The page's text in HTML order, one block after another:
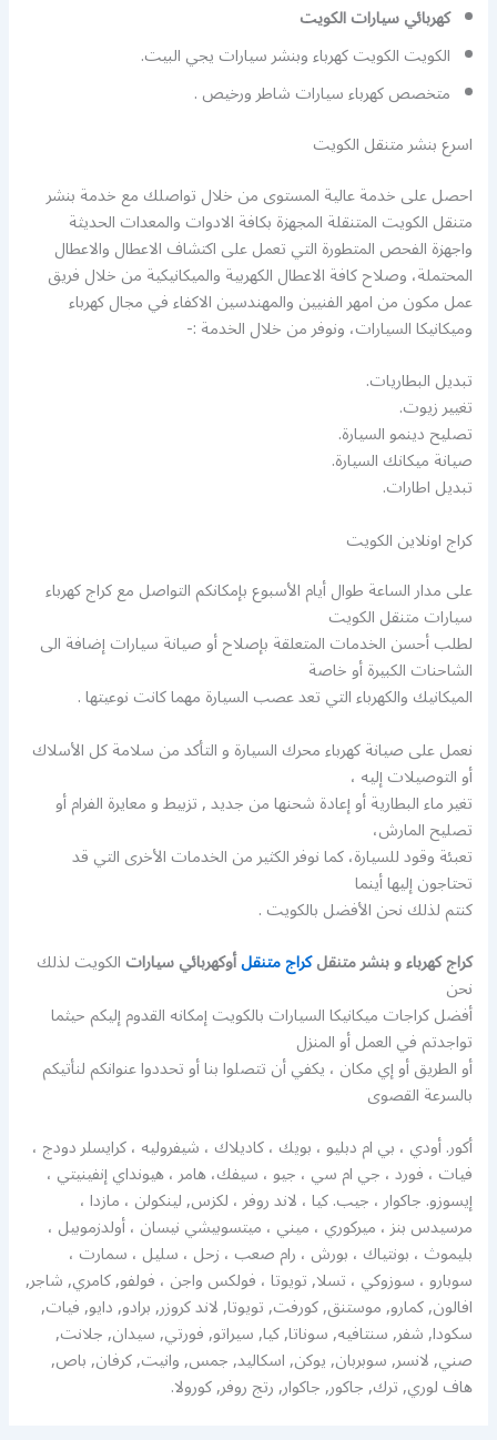
كهربائي سيارات الكويت
الكويت الكويت كهرباء وبنشر سيارات يجي البيت.
متخصص كهرباء سيارات شاطر ورخيص .
اسرع بنشر متنقل الكويت
احصل على خدمة عالية المستوى من خلال تواصلك مع خدمة بنشر
متنقل الكويت المتنقلة المجهزة بكافة الادوات والمعدات الحديثة
واجهزة الفحص المتطورة التي تعمل على اكتشاف الاعطال والاعطال
المحتملة، وصلاح كافة الاعطال الكهربية والميكانيكية من خلال فريق
عمل مكون من امهر الفنيين والمهندسين الاكفاء في مجال كهرباء
وميكانيكا السيارات، ونوفر من خلال الخدمة :-
تبديل البطاريات.
تغيير زيوت.
تصليح دينمو السيارة.
صيانة ميكانك السيارة.
تبديل اطارات.
كراج اونلاين الكويت
على مدار الساعة طوال أيام الأسبوع بإمكانكم التواصل مع كراج كهرباء
سيارات متنقل الكويت
لطلب أحسن الخدمات المتعلقة بإصلاح أو صيانة سيارات إضافة الى
الشاحنات الكبيرة أو خاصة
الميكانيك والكهرباء التي تعد عصب السيارة مهما كانت نوعيتها .
نعمل على صيانة كهرباء محرك السيارة و التأكد من سلامة كل الأسلاك
أو التوصيلات إليه ،
تغير ماء البطارية أو إعادة شحنها من جديد , تزبيط و معايرة الفرام أو
تصليح المارش،
تعبئة وقود للسيارة، كما نوفر الكثير من الخدمات الأخرى التي قد
تحتاجون إليها أينما
كنتم لذلك نحن الأفضل بالكويت .
كراج كهرباء و بنشر متنقلكراج متنقلأوكهربائي سياراتالكويت لذلك
نحن
أفضل كراجات ميكانيكا السيارات بالكويت إمكانه القدوم إليكم حيثما
تواجدتم في العمل أو المنزل
أو الطريق أو إي مكان ، يكفي أن تتصلوا بنا أو تحددوا عنوانكم لنأتيكم
بالسرعة القصوى
أكور. أودي ، بي ام دبليو ، بويك ، كاديلاك ، شيفروليه ، كرايسلر دودج ،
فيات ، فورد ، جي ام سي ، جيو ، سيفك، هامر ، هيونداي إنفينيتي ،
إيسوزو. جاكوار ، جيب. كيا ، لاند روفر ، لكزس, لينكولن ، مازدا ،
مرسيدس بنز ، ميركوري ، ميني ، ميتسوبيشي نيسان ، أولدزموبيل ،
بليموث ، بونتياك ، بورش ، رام صعب ، زحل ، سليل ، سمارت ،
سوبارو ، سوزوكي ، تسلا, تويوتا ، فولكس واجن ، فولفو, كامري, شاجر,
افالون, كمارو, موستنق, كورفت, تويوتا, لاند كروزر, برادو, دايو, فيات,
سكودا, شفر, سنتافيه, سوناتا, كيا, سيراتو, فورتي, سيدان, جلانت,
صني, لانسر, سوبربان, يوكن, اسكاليد, جمس, وانيت, كرفان, باص,
هاف لوري, ترك, جاكور, جاكوار, رتج روفر, كورولا.